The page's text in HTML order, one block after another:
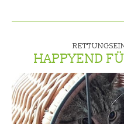
HAPPYEND